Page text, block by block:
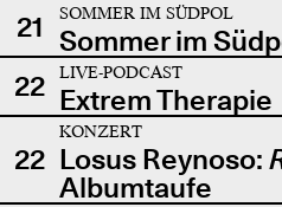
21
SOMMER IM SÜDPOL
Sommer im
22
LIVE-PODCAST
Extrem Therapie
22
KONZERT
Losus Reynoso:
Albumtaufe